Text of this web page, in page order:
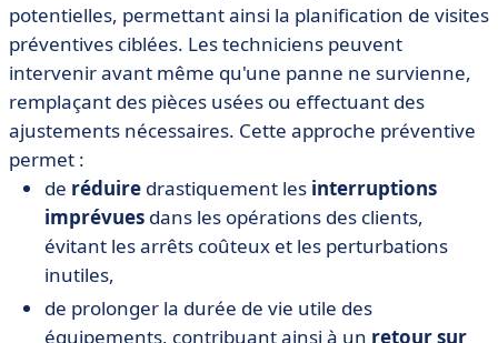
potentielles, permettant ainsi la planification de visites
préventives ciblées. Les techniciens peuvent
intervenir avant même qu'une panne ne survienne,
remplaçant des pièces usées ou effectuant des
ajustements nécessaires. Cette approche préventive
permet :
de réduire drastiquement les interruptions
imprévues dans les opérations des clients,
évitant les arrêts coûteux et les perturbations
inutiles,
de prolonger la durée de vie utile des
équipements, contribuant ainsi à un retour sur